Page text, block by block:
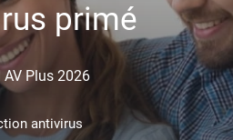
primé
AV Plus 2026
antivirus